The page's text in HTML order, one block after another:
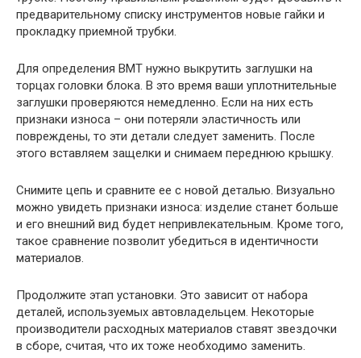
предварительному списку инструментов новые гайки и
прокладку приемной трубки.
Для определения ВМТ нужно выкрутить заглушки на
торцах головки блока. В это время ваши уплотнительные
заглушки проверяются немедленно. Если на них есть
признаки износа – они потеряли эластичность или
повреждены, то эти детали следует заменить. После
этого вставляем защелки и снимаем переднюю крышку.
Снимите цепь и сравните ее с новой деталью. Визуально
можно увидеть признаки износа: изделие станет больше
и его внешний вид будет непривлекательным. Кроме того,
такое сравнение позволит убедиться в идентичности
материалов.
Продолжите этап установки. Это зависит от набора
деталей, используемых автовладельцем. Некоторые
производители расходных материалов ставят звездочки
в сборе, считая, что их тоже необходимо заменить.